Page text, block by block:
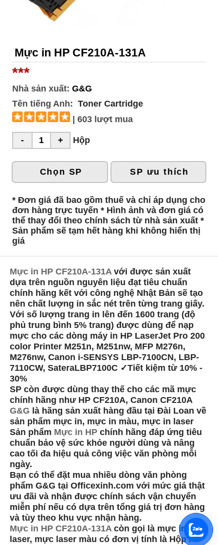
Mực in HP CF210A-131A
***
Nhà sản xuất: G&G
Tên tiếng Anh: Toner Cartridge
| 603 lượt mua
Hộp
Chọn SP SP ưu thích
* Đơn giá đã bao gồm thuế và chỉ áp dụng cho
đơn hàng trực tuyến * Hình ảnh và đơn giá có
thể thay đổi theo chính sách từ nhà sản xuất *
Sản phẩm sẽ tạm hết hàng khi không hiển thị
giá
Mực in HP CF210A-131A với được sản xuất
dựa trên nguồn nguyên liệu đạt tiêu chuẩn
chính hãng kết với công nghệ Nhật Bản sẽ tạo
nên chất lượng in sắc nét trên từng trang giấy.
Với số lượng trang in lên đến 1600 trang (độ
phủ trung bình 5% trang) được dùng để nạp
mực cho các dòng máy in HP LaserJet Pro 200
color Printer M251n, M251nw, MFP M276n,
M276nw, Canon i-SENSYS LBP-7100CN, LBP-
7110CW, SateraLBP7100C ✓Tiết kiệm từ 10% -
30%
SP còn được dùng thay thế cho các mã mực
chính hãng như HP CF210A, Canon CF210A
G&G là hãng sản xuất hàng đầu tại Đài Loan về
sản phẩm mực in, mực in màu, mực in laser
Sản phẩm Mực in HP chính hãng đáp ứng tiêu
chuẩn bảo vệ sức khỏe người dùng và nâng
cao tối đa hiệu quả công việc văn phòng mỗi
ngày.
Bạn có thể đặt mua nhiều dòng văn phòng
phẩm G&G tại Officexinh.com với mức giá thật
ưu đãi và nhận được chính sách vận chuyển
miễn phí nếu có dựa trên tổng giá trị đơn hàng
và tùy theo khu vực nhận hàng.
Mực in HP CF210A-131A còn gọi là mực in
laser, mực laser màu có đơn vị tính là Hộp .